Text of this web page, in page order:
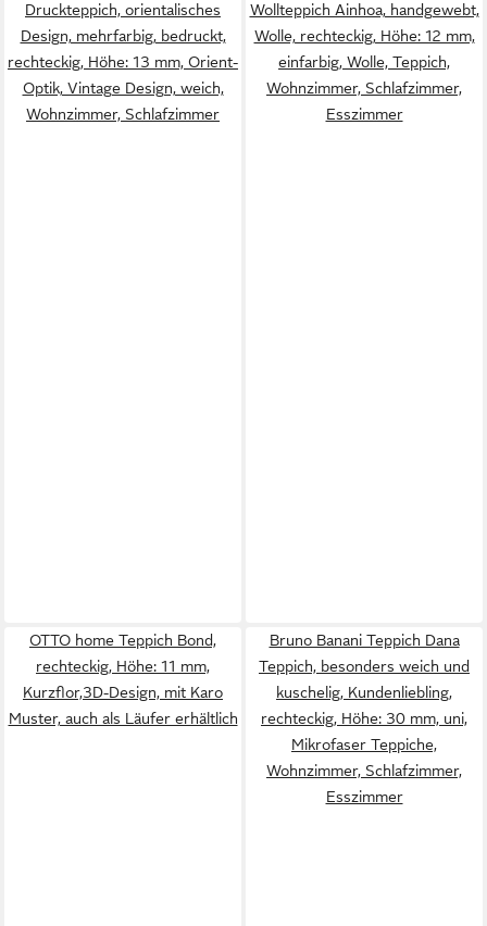
Druckteppich, orientalisches
Design, mehrfarbig, bedruckt,
rechteckig, Höhe: 13 mm, Orient-
Optik, Vintage Design, weich,
Wohnzimmer, Schlafzimmer
Wollteppich Ainhoa, handgewebt,
Wolle, rechteckig, Höhe: 12 mm,
einfarbig, Wolle, Teppich,
Wohnzimmer, Schlafzimmer,
Esszimmer
OTTO home Teppich Bond,
rechteckig, Höhe: 11 mm,
Kurzflor,3D-Design, mit Karo
Muster, auch als Läufer erhältlich
Bruno Banani Teppich Dana
Teppich, besonders weich und
kuschelig, Kundenliebling,
rechteckig, Höhe: 30 mm, uni,
Mikrofaser Teppiche,
Wohnzimmer, Schlafzimmer,
Esszimmer